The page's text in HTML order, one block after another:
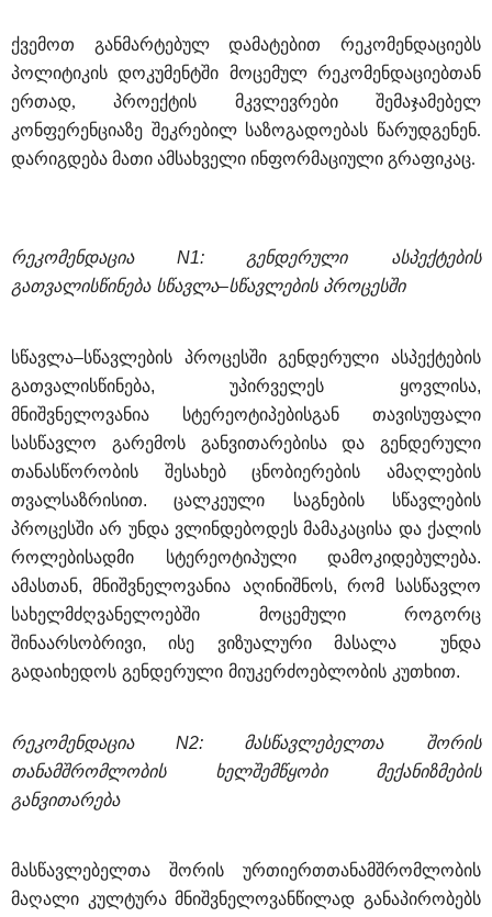
ქვემოთ განმარტებულ დამატებით რეკომენდაციებს
პოლიტიკის დოკუმენტში მოცემულ რეკომენდაციებთან
ერთად, პროექტის მკვლევრები შემაჯამებელ
კონფერენციაზე შეკრებილ საზოგადოებას წარუდგენენ.
დარიგდება მათი ამსახველი ინფორმაციული გრაფიკაც.
რეკომენდაცია N1: გენდერული
ასპექტების
გათვალისწინება სწავლა–სწავლების პროცესში
სწავლა–სწავლების პროცესში გენდერული
ასპექტების
გათვალისწინება, უპირველეს ყოვლისა
მნიშვნელოვანია
სტერეოტიპებისგან
თავისუფალი
სასწავლო
გარემოს განვითარებისა და
გენდერული
თანასწორობის
შესახებ ცნობიერების
ამაღლების
თვალსაზრისით. ცალკეული საგნების
სწავლების
პროცესში არ უნდა ვლინდებოდეს მამაკაცისა და ქალის
როლებისადმი
სტერეოტიპული დამოკიდებულება
ამასთან, მნიშვნელოვანია აღინიშნოს, რომ
სასწავლო
სახელმძღვანელოებში
მოცემული
როგორც
შინაარსობრივი, ისე ვიზუალური მასალა
უნდა
გადაიხედოს გენდერული მიუკერძოებლობის კუთხით.
რეკომენდაცია N2: მასწავლებელთა
შორის
თანამშრომლობის
ხელშემწყობი
მექანიზმების
განვითარება
მასწავლებელთა შორის
ურთიერთთანამშრომლობის
მაღალი კულტურა მნიშვნელოვანწილად განაპირობებს